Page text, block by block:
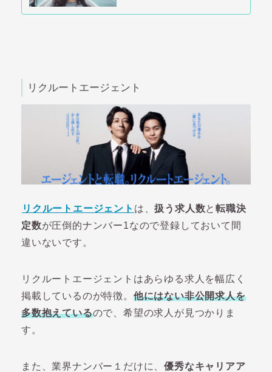
リクルートエージェント
リクルートエージェント は、扱う求人数と転職決
定数が圧倒的ナンバー1なので登録しておいて間
違いないです。
リクルートエージェントはあらゆる求人を幅広く
掲載しているのが特徴。 他にはない非公開求人を
多数抱えているので、希望の求人が見つかりま
す。
また、業界ナンバー１だけに、優秀なキャリアア